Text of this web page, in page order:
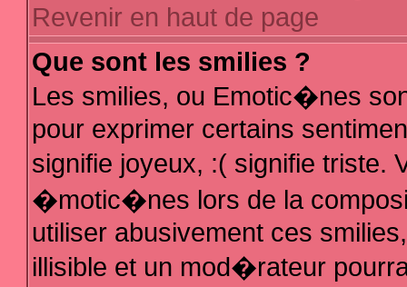
Revenir en haut de page
Que sont les smilies ?
Les smilies, ou Emotic�nes
pour exprimer certains
signifie joyeux, :( signifie triste.
�motic�nes lors de la
utiliser abusivement ces
illisible et un mod�rateur